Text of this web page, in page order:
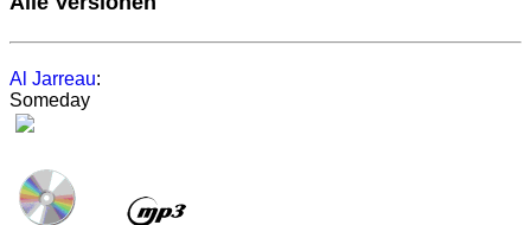
Al Jarreau:
Someday